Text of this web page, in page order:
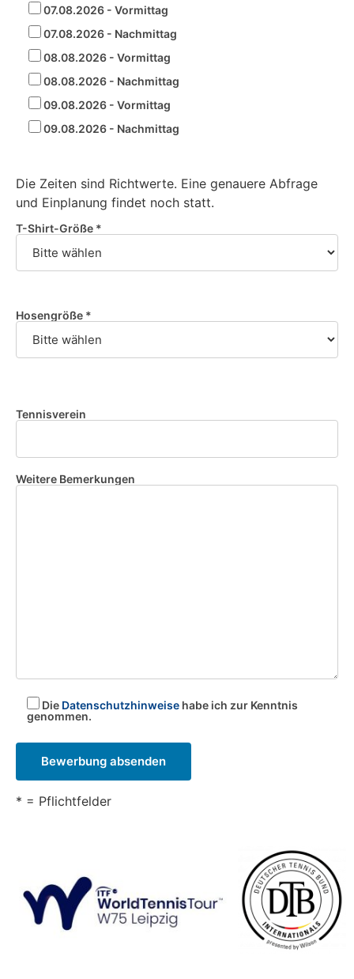
07.08.2026 - Vormittag
07.08.2026 - Nachmittag
08.08.2026 - Vormittag
08.08.2026 - Nachmittag
09.08.2026 - Vormittag
09.08.2026 - Nachmittag
Die Zeiten sind Richtwerte. Eine genauere Abfrage
und Einplanung findet noch statt.
T-Shirt-Größe *
Hosengröße *
Tennisverein
Weitere Bemerkungen
Die Datenschutzhinweise habe ich zur Kenntnis
genommen.
* = Pflichtfelder